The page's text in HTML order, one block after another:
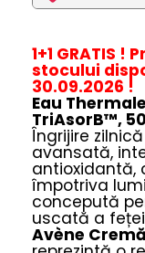
1+1 GRATIS !
stocului
30.09.2026 !
Eau
TriAsorB™,
Îngrijire
avansată,
antioxidantă,
împotriva
concepută
uscată a
Avène